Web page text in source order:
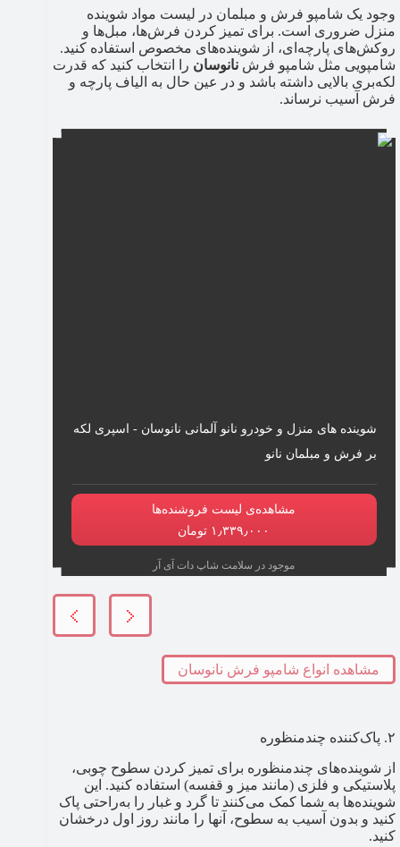
وجود یک شامپو فرش و مبلمان در لیست مواد شوینده
منزل ضروری است. برای تمیز کردن فرش‌ها، مبل‌ها و
روکش‌های پارچه‌ای، از شوینده‌های مخصوص استفاده کنید.
شامپویی مثل شامپو فرش نانوسان را انتخاب کنید که قدرت
لکه‌بری بالایی داشته باشد و در عین حال به الیاف پارچه و
فرش آسیب نرساند.
شوینده های منزل و خودرو نانو آلمانی نانوسان - اسپری لکه
بر فرش و مبلمان نانو
مشاهده‌ی لیست فروشنده‌ها
۱٫۳۳۹٫۰۰۰ تومان
موجود در سلامت شاپ دات آی آر
مشاهده انواع شامپو فرش نانوسان
۲. پاک‌کننده چندمنظوره
از شوینده‌های چندمنظوره برای تمیز کردن سطوح چوبی،
پلاستیکی و فلزی (مانند میز و قفسه) استفاده کنید. این
شوینده‌ها به شما کمک می‌کنند تا گرد و غبار را به‌راحتی پاک
کنید و بدون آسیب به سطوح، آنها را مانند روز اول درخشان
کنید.